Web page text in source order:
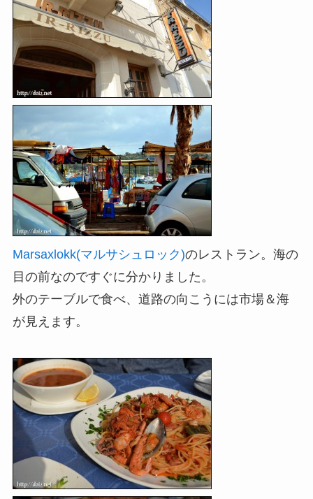
Marsaxlokk(マルサシュロック)のレストラン。海の
目の前なのですぐに分かりました。
外のテーブルで食べ、道路の向こうには市場＆海
が見えます。